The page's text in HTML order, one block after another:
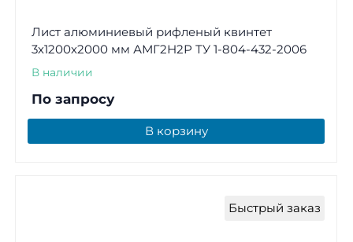
Лист алюминиевый рифленый квинтет
3х1200х2000 мм АМГ2Н2Р ТУ 1-804-432-2006
В наличии
По запросу
В корзину
Быстрый заказ